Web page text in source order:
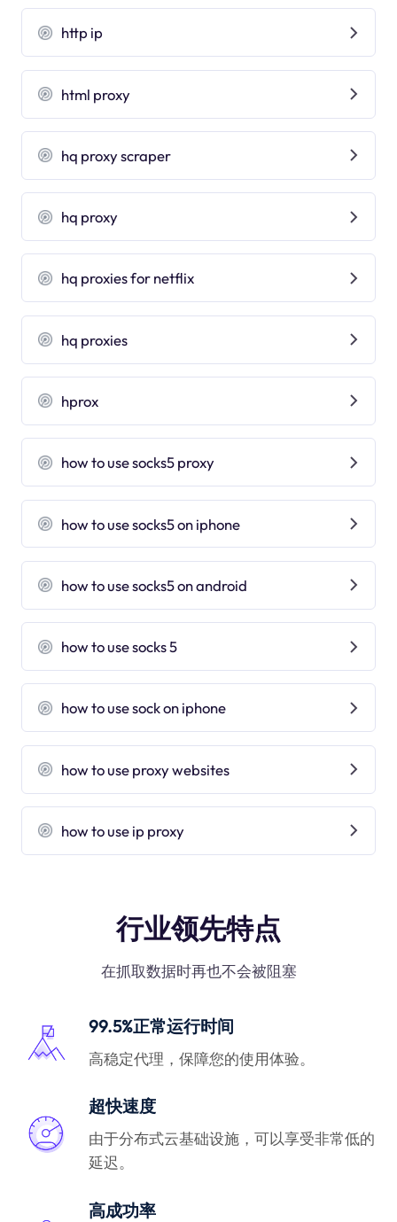
http ip
html proxy
hq proxy scraper
hq proxy
hq proxies for netflix
hq proxies
hprox
how to use socks5 proxy
how to use socks5 on iphone
how to use socks5 on android
how to use socks 5
how to use sock on iphone
how to use proxy websites
how to use ip proxy
行业领先特点
在抓取数据时再也不会被阻塞
99.5%正常运行时间
高稳定代理，保障您的使用体验。
超快速度
由于分布式云基础设施，可以享受非常低的
延迟。
高成功率